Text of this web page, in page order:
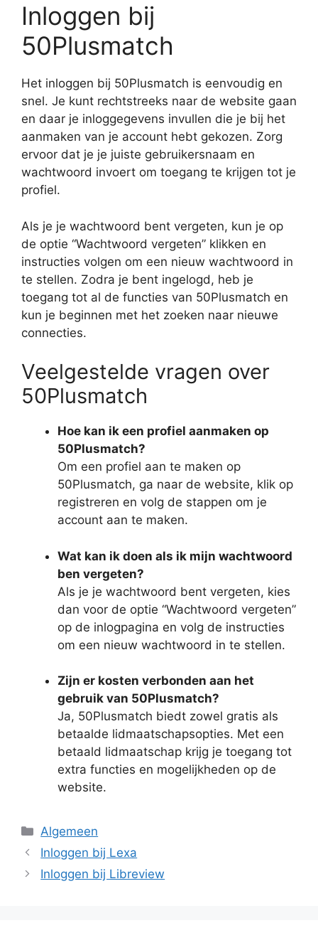
Inloggen bij
50Plusmatch
Het inloggen bij 50Plusmatch is eenvoudig en
snel. Je kunt rechtstreeks naar de website gaan
en daar je inloggegevens invullen die je bij het
aanmaken van je account hebt gekozen. Zorg
ervoor dat je je juiste gebruikersnaam en
wachtwoord invoert om toegang te krijgen tot je
profiel.
Als je je wachtwoord bent vergeten, kun je op
de optie “Wachtwoord vergeten” klikken en
instructies volgen om een nieuw wachtwoord in
te stellen. Zodra je bent ingelogd, heb je
toegang tot al de functies van 50Plusmatch en
kun je beginnen met het zoeken naar nieuwe
connecties.
Veelgestelde vragen over
50Plusmatch
Hoe kan ik een profiel aanmaken op
50Plusmatch?
Om een profiel aan te maken op
50Plusmatch, ga naar de website, klik op
registreren en volg de stappen om je
account aan te maken.
Wat kan ik doen als ik mijn wachtwoord
ben vergeten?
Als je je wachtwoord bent vergeten, kies
dan voor de optie “Wachtwoord vergeten”
op de inlogpagina en volg de instructies
om een nieuw wachtwoord in te stellen.
Zijn er kosten verbonden aan het
gebruik van 50Plusmatch?
Ja, 50Plusmatch biedt zowel gratis als
betaalde lidmaatschapsopties. Met een
betaald lidmaatschap krijg je toegang tot
extra functies en mogelijkheden op de
website.
Categorieën
Algemeen
Inloggen bij Lexa
Inloggen bij Libreview